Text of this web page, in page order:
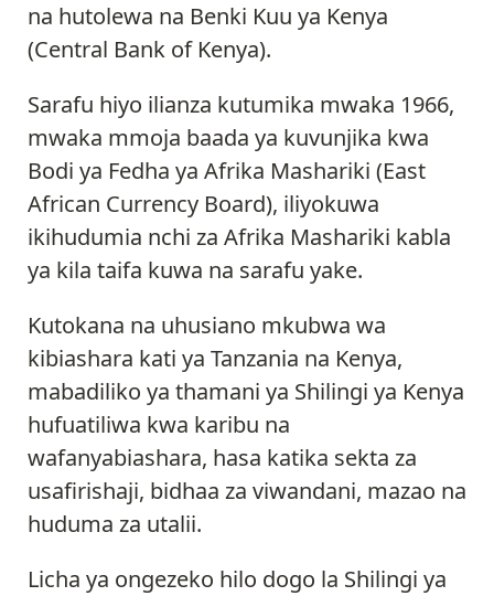
na hutolewa na Benki Kuu ya Kenya
(Central Bank of Kenya).
Sarafu hiyo ilianza kutumika mwaka 1966,
mwaka mmoja baada ya kuvunjika kwa
Bodi ya Fedha ya Afrika Mashariki (East
African Currency Board), iliyokuwa
ikihudumia nchi za Afrika Mashariki kabla
ya kila taifa kuwa na sarafu yake.
Kutokana na uhusiano mkubwa wa
kibiashara kati ya Tanzania na Kenya,
mabadiliko ya thamani ya Shilingi ya Kenya
hufuatiliwa kwa karibu na
wafanyabiashara, hasa katika sekta za
usafirishaji, bidhaa za viwandani, mazao na
huduma za utalii.
Licha ya ongezeko hilo dogo la Shilingi ya